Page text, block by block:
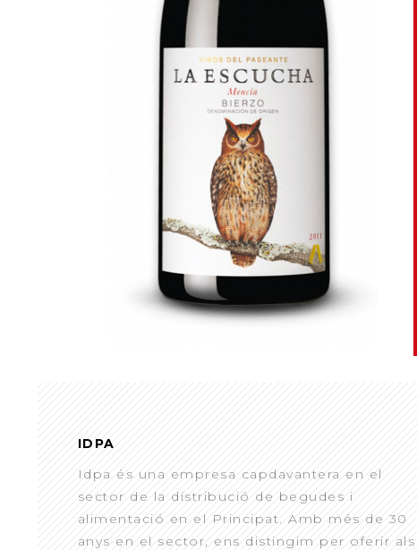
IDPA
Idpa és una empresa capdavantera en el
sector de la distribució de begudes i
alimentació en el Principat. Amb més de 30
anys en el sector, ens distingim per oferir als